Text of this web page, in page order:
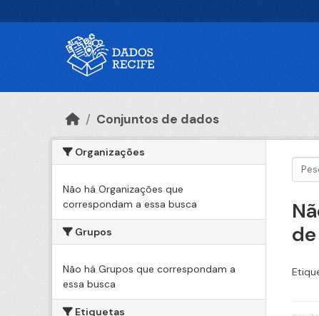
Conjuntos de dados
Organizações
Não há Organizações que
correspondam a essa busca
Grupos
Não há Grupos que correspondam a
essa busca
Etiquetas